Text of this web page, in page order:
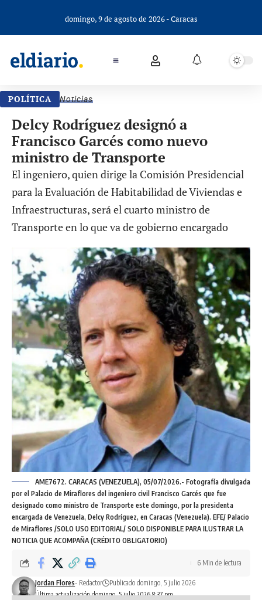
domingo, 9 de agosto de 2026 - Caracas
POLÍTICA Noticias
Delcy Rodríguez designó a
Francisco Garcés como nuevo
ministro de Transporte
El ingeniero, quien dirige la Comisión Presidencial
para la Evaluación de Habitabilidad de Viviendas e
Infraestructuras, será el cuarto ministro de
Transporte en lo que va de gobierno encargado
AME7672. CARACAS (VENEZUELA), 05/07/2026.- Fotografía divulgada
por el Palacio de Miraflores del ingeniero civil Francisco Garcés que fue
designado como ministro de Transporte este domingo, por la presidenta
encargada de Venezuela, Delcy Rodríguez, en Caracas (Venezuela). EFE/ Palacio
de Miraflores /SOLO USO EDITORIAL/ SOLO DISPONIBLE PARA ILUSTRAR LA
NOTICIA QUE ACOMPAÑA (CRÉDITO OBLIGATORIO)
Última actualización domingo, 5 julio 2026 8:37 pm
Jordan Flores- Redactor Publicado domingo, 5 julio 2026
6 Min de lectura